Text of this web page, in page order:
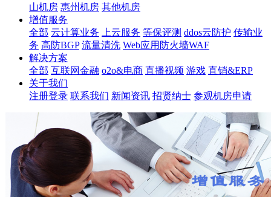
山机房 惠州机房 其他机房
增值服务
全部 云计算业务 上云服务 等保评测 ddos云防护 传输业
务 高防BGP 流量清洗 Web应用防火墙WAF
解决方案
全部 互联网金融 o2o&电商 直播视频 游戏 直销&ERP
关于我们
注册登录 联系我们 新闻资讯 招贤纳士 参观机房申请